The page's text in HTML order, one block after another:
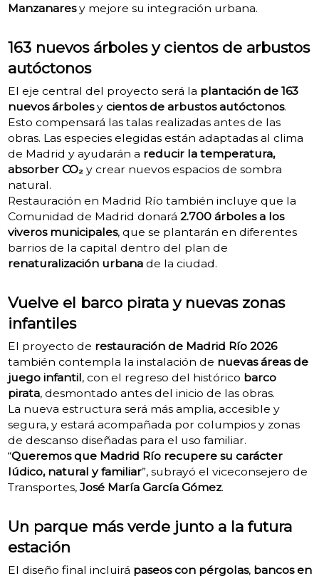
Manzanaresy mejore su integración urbana.
163 nuevos árboles y cientos de arbustos
autóctonos
El eje central del proyecto será la plantación de 163
nuevos árbolesy cientos de arbustos autóctonos.
Esto compensará las talas realizadas antes de las
obras. Las especies elegidas están adaptadas al clima
de Madrid y ayudarán a reducir la temperatura,
absorber CO₂y crear nuevos espacios de sombra
natural.
Restauración en Madrid Río también incluye que la
Comunidad de Madrid donará 2.700 árboles a los
viveros municipales, que se plantarán en diferentes
barrios de la capital dentro del plan de
renaturalización urbanade la ciudad.
Vuelve el barco pirata y nuevas zonas
infantiles
El proyecto de restauración de Madrid Río 2026
también contempla la instalación de nuevas áreas de
juego infantil, con el regreso del histórico barco
pirata, desmontado antes del inicio de las obras.
La nueva estructura será más amplia, accesible y
segura, y estará acompañada por columpios y zonas
de descanso diseñadas para el uso familiar.
“Queremos que Madrid Río recupere su carácter
lúdico, natural y familiar”, subrayó el viceconsejero de
Transportes,José María García Gómez.
Un parque más verde junto a la futura
estación
El diseño final incluirá paseos con pérgolas, bancos en